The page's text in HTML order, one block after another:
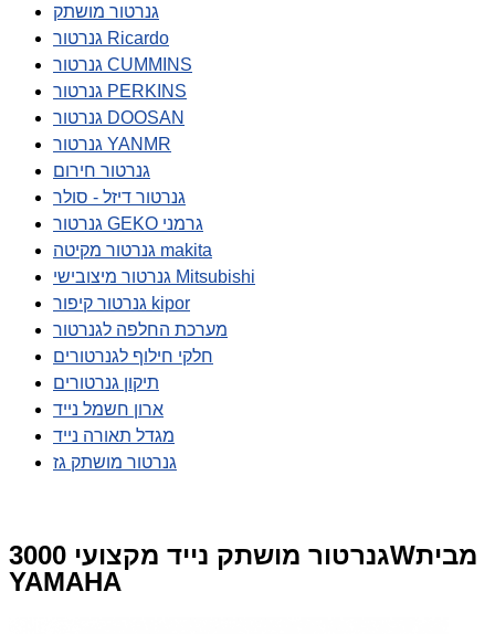
גנרטור מושתק
גנרטור Ricardo
גנרטור CUMMINS
גנרטור PERKINS
גנרטור DOOSAN
גנרטור YANMR
גנרטור חירום
גנרטור דיזל - סולר
גנרטור GEKO גרמני
גנרטור מקיטה makita
גנרטור מיצובישי Mitsubishi
גנרטור קיפור kipor
מערכת החלפה לגנרטור
חלקי חילוף לגנרטורים
תיקון גנרטורים
ארון חשמל נייד
מגדל תאורה נייד
גנרטור מושתק גז
גנרטור מושתק נייד מקצועי 3000Wמבית
YAMAHA